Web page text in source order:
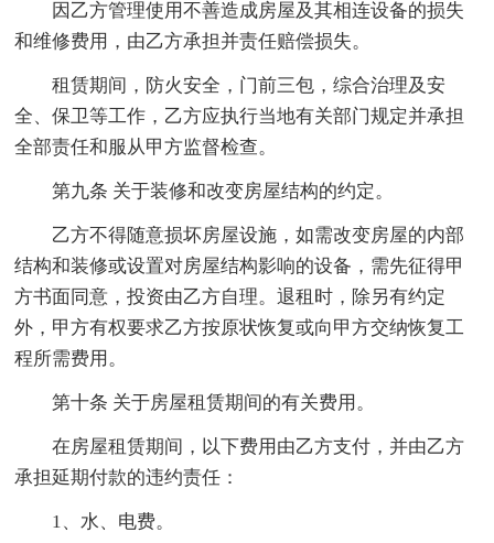
因乙方管理使用不善造成房屋及其相连设备的损失
和维修费用，由乙方承担并责任赔偿损失。
租赁期间，防火安全，门前三包，综合治理及安
全、保卫等工作，乙方应执行当地有关部门规定并承担
全部责任和服从甲方监督检查。
第九条 关于装修和改变房屋结构的约定。
乙方不得随意损坏房屋设施，如需改变房屋的内部
结构和装修或设置对房屋结构影响的设备，需先征得甲
方书面同意，投资由乙方自理。退租时，除另有约定
外，甲方有权要求乙方按原状恢复或向甲方交纳恢复工
程所需费用。
第十条 关于房屋租赁期间的有关费用。
在房屋租赁期间，以下费用由乙方支付，并由乙方
承担延期付款的违约责任：
1、水、电费。